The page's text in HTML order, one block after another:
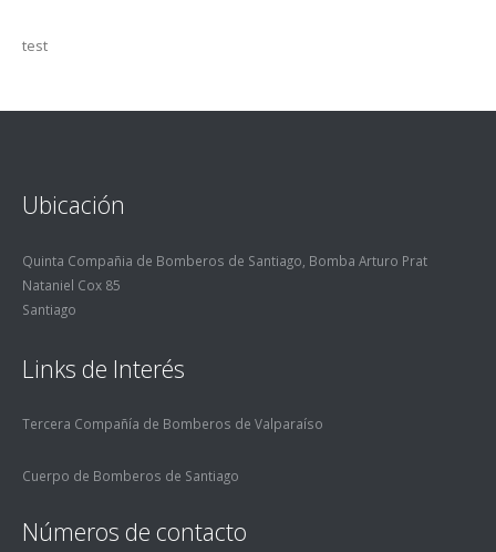
test
Ubicación
Quinta Compañia de Bomberos de Santiago, Bomba Arturo Prat
Nataniel Cox 85
Santiago
Links de Interés
Tercera Compañía de Bomberos de Valparaíso
Cuerpo de Bomberos de Santiago
Números de contacto